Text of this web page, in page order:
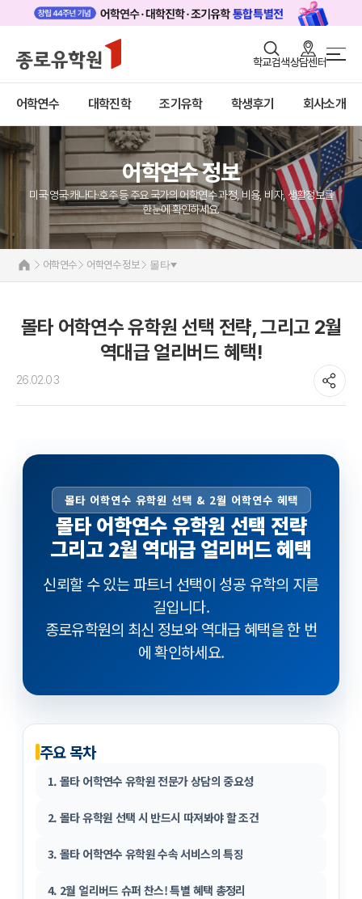
학교검색상담센터
어학연수 대학진학 조기유학 학생후기 회사소개
로그인 회원가입
어학연수
대학진학
조기/캠프
프로그램
학생후기
고객서비스
유학가이드
미국
캐나다
영국
호주
뉴질랜드
아일랜드
몰타
필리핀
일본
어학연수 정보
어학연수 정보
미국·영국·캐나다·호주 등 주요 국가의 어학연수 과정, 비용, 비자, 생활정보를
한눈에 확인하세요.
어학연수 어학연수 정보 몰타
몰타 어학연수 유학원 선택 전략, 그리고 2월
역대급 얼리버드 혜택!
26.02.03
몰타 어학연수 유학원 선택 & 2월 어학연수 혜택
몰타 어학연수 유학원 선택 전략
그리고 2월 역대급 얼리버드 혜택
신뢰할 수 있는 파트너 선택이 성공 유학의 지름
길입니다.
종로유학원의 최신 정보와 역대급 혜택을 한 번
에 확인하세요.
주요 목차
1. 몰타 어학연수 유학원 전문가 상담의 중요성
2. 몰타 유학원 선택 시 반드시 따져봐야 할 조건
3. 몰타 어학연수 유학원 수속 서비스의 특징
4. 2월 얼리버드 슈퍼 찬스! 특별 혜택 총정리